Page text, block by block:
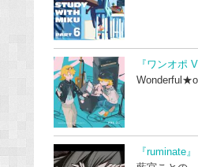
『ワンオポ
『ruminate』